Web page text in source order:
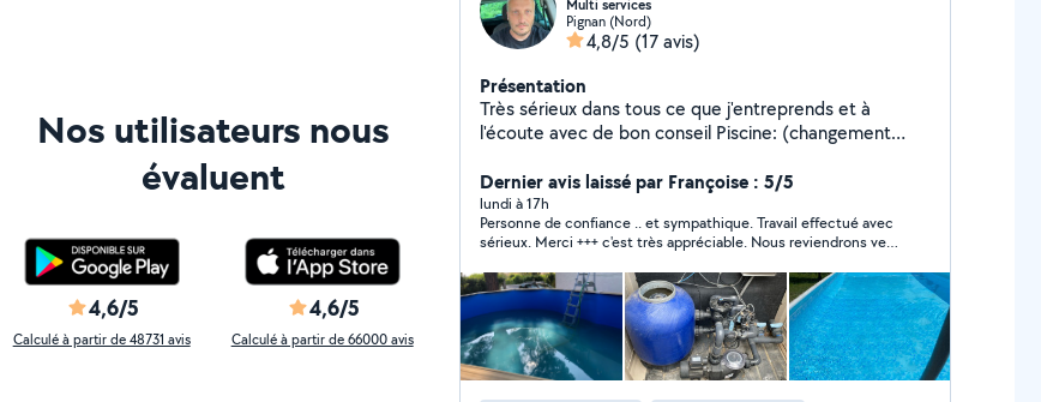
Nos utilisateurs nous
évaluent
4,6/5
Calculé à partir de 48731 avis
4,6/5
Calculé à partir de 66000 avis
Multi services
Pignan (Nord)
4,8/5 (17 avis)
Présentation
Très sérieux dans tous ce que j'entreprends et à
l'écoute avec de bon conseil Piscine: (changement
complet,fuite, nettoyage complet vidange et
nettoyage karcher Carrelage: (pose travertin extérieur
et intérieur,faïence) Bricolage: (petite
électrique,plomberie,maçonnerie,terrasse,montage
meuble..) Nettoyage karcher : (
terrasse,clôture,façade maison..) Je travaille comme si
c'était pour moi ! Devis gratuit n'hésitez pas à me
contacter Au plaisir Zéro six Trente deux Soixante et un
Cinquante six Soixante dix huit
Dernier avis laissé par Françoise : 5/5
lundi à 17h
Personne de confiance .. et sympathique. Travail effectué avec
sérieux. Merci +++ c'est très appréciable. Nous reviendrons vers